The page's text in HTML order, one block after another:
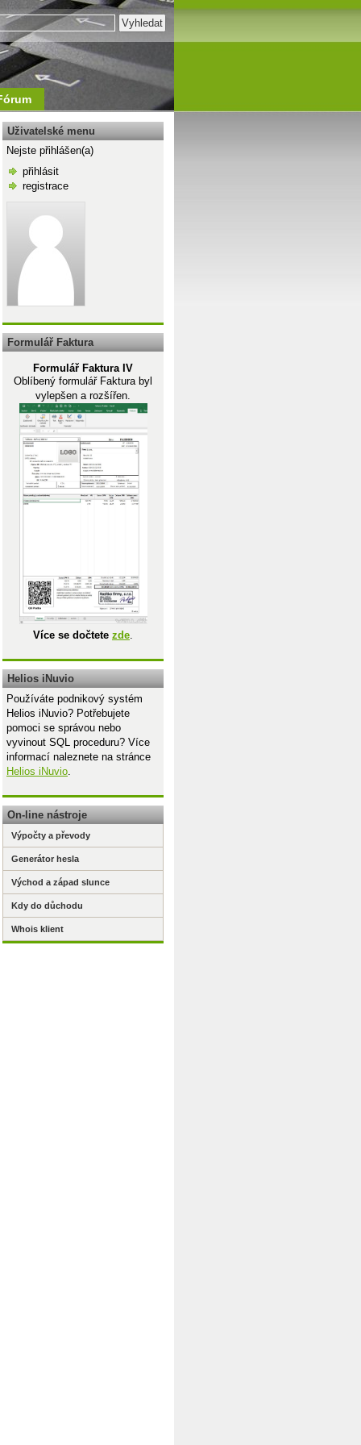
Uživatelské menu
Nejste přihlášen(a)
přihlásit
registrace
Formulář Faktura
Formulář Faktura IV
Oblíbený formulář Faktura byl
vylepšen a rozšířen.
Více se dočtete zde.
Helios iNuvio
Používáte podnikový systém
Helios iNuvio? Potřebujete
pomoci se správou nebo
vyvinout SQL proceduru? Více
informací naleznete na stránce
Helios iNuvio.
On-line nástroje
Výpočty a převody
Generátor hesla
Východ a západ slunce
Kdy do důchodu
Whois klient